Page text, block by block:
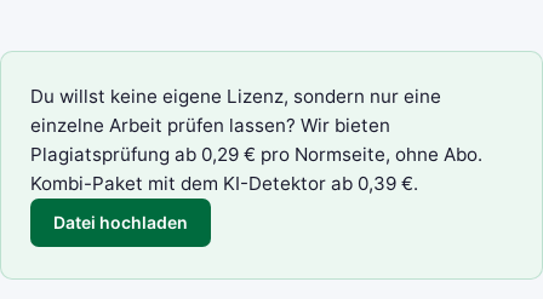
Du willst keine eigene Lizenz, sondern nur eine
einzelne Arbeit prüfen lassen? Wir bieten
Plagiatsprüfung ab 0,29 € pro Normseite, ohne Abo.
Kombi-Paket mit dem KI-Detektor ab 0,39 €.
Datei hochladen